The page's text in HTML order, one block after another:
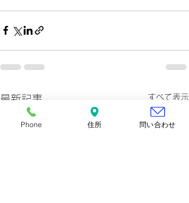
最新記事 すべて表示
Phone 住所 問い合わせ